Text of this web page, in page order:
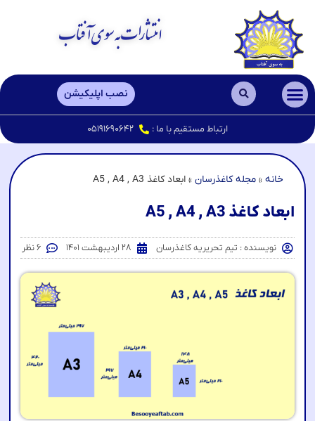
انتشارات به سوی آفتاب
نصب اپلیکیشن
ارتباط مستقیم با ما : ۰۵۱۹۱۶۹۰۶۴۲
خانه » مجله کاغذرسان » ابعاد کاغذ A5 , A4 , A3
ابعاد کاغذ A5 , A4 , A3
نویسنده : تیم تحریریه کاغذرسان ۲۸ اردیبهشت ۱۴۰۱ ۶ نظر